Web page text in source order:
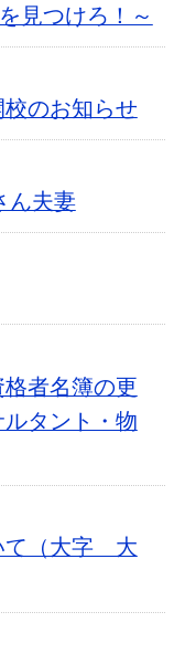
見つけろ！～
のお知らせ
ん夫妻
者名簿の更
タント・物
て（大字 大